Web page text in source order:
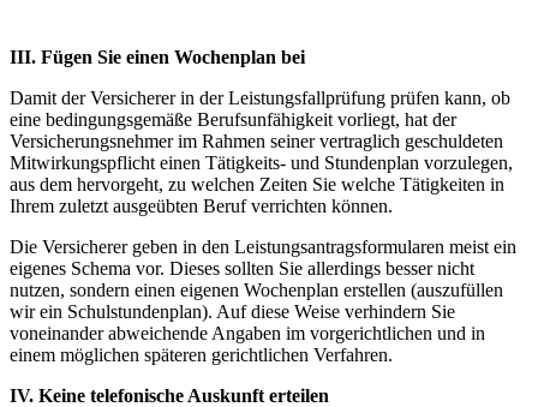
III. Fügen Sie einen Wochenplan bei
Damit der Versicherer in der Leistungsfallprüfung prüfen kann, ob
eine bedingungsgemäße Berufsunfähigkeit vorliegt, hat der
Versicherungsnehmer im Rahmen seiner vertraglich geschuldeten
Mitwirkungspflicht einen Tätigkeits- und Stundenplan vorzulegen,
aus dem hervorgeht, zu welchen Zeiten Sie welche Tätigkeiten in
Ihrem zuletzt ausgeübten Beruf verrichten können.
Die Versicherer geben in den Leistungsantragsformularen meist ein
eigenes Schema vor. Dieses sollten Sie allerdings besser nicht
nutzen, sondern einen eigenen Wochenplan erstellen (auszufüllen
wir ein Schulstundenplan). Auf diese Weise verhindern Sie
voneinander abweichende Angaben im vorgerichtlichen und in
einem möglichen späteren gerichtlichen Verfahren.
IV. Keine telefonische Auskunft erteilen